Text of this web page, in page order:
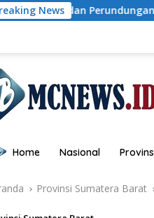
News
Dimulai dari Sekolah
Home Nasional
Provinsi Sumatera Barat